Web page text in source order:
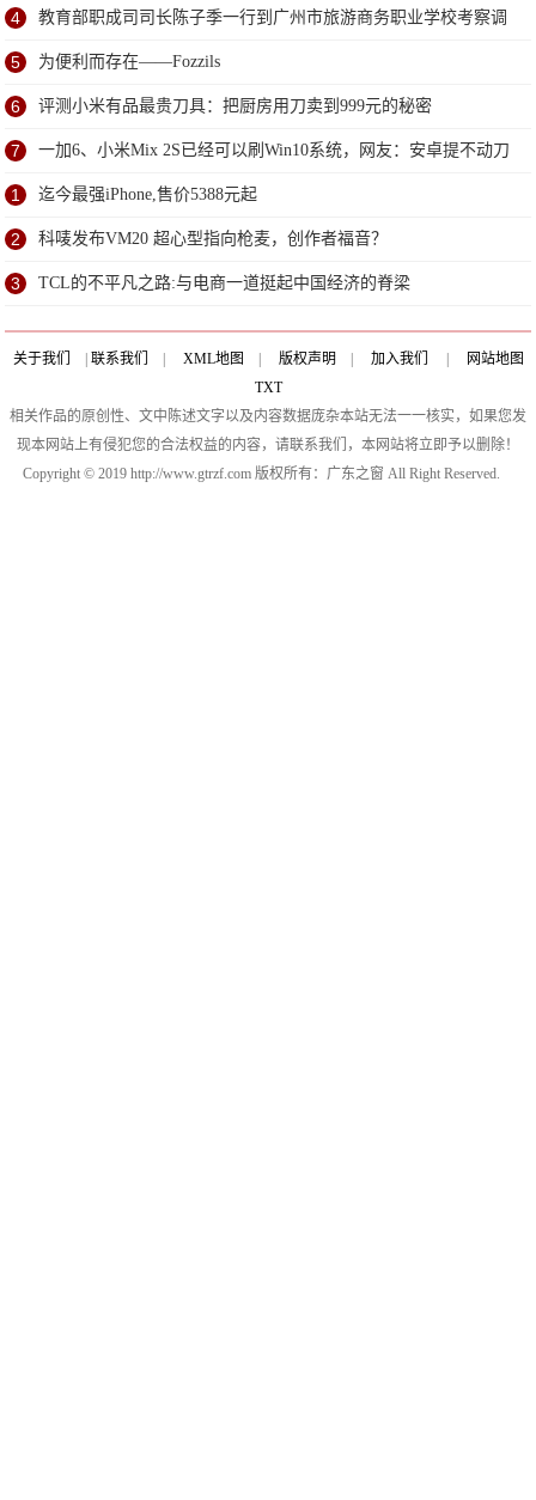
4 教育部职成司司长陈子季一行到广州市旅游商务职业学校考察调
研
5 为便利而存在——Fozzils
6 评测小米有品最贵刀具：把厨房用刀卖到999元的秘密
7 一加6、小米Mix 2S已经可以刷Win10系统，网友：安卓提不动刀
了？
1 迄今最强iPhone,售价5388元起
2 科唛发布VM20 超心型指向枪麦，创作者福音？
3 TCL的不平凡之路:与电商一道挺起中国经济的脊梁
关于我们 | 联系我们 | XML地图 | 版权声明 | 加入我们 |
网站地图
TXT
相关作品的原创性、文中陈述文字以及内容数据庞杂本站无法一一核实，如果您发
现本网站上有侵犯您的合法权益的内容，请联系我们，本网站将立即予以删除！
Copyright © 2019 http://www.gtrzf.com 版权所有：广东之窗 All Right Reserved.